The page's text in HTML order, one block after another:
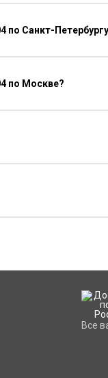
Санкт-
по Москве?
Все